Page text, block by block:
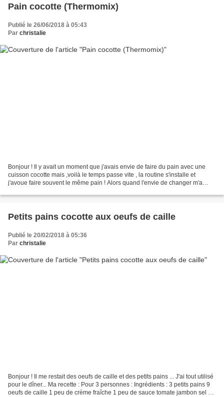
Pain cocotte (Thermomix)
Publié le 26/06/2018 à 05:43
Par christalie
Bonjour ! Il y avait un moment que j'avais envie de faire du pain avec une
cuisson cocotte mais ,voilà le temps passe vite , la routine s'installe et
j'avoue faire souvent le même pain ! Alors quand l'envie de changer m'a
Petits pains cocotte aux oeufs de caille
Publié le 20/02/2018 à 05:36
Par christalie
Bonjour ! Il me restait des oeufs de caille et des petits pains ... J'ai tout utilisé
pour le dîner... Ma recette : Pour 3 personnes : Ingrédients : 3 petits pains 9
oeufs de caille 1 peu de crème fraîche 1 peu de sauce tomate jambon sel +